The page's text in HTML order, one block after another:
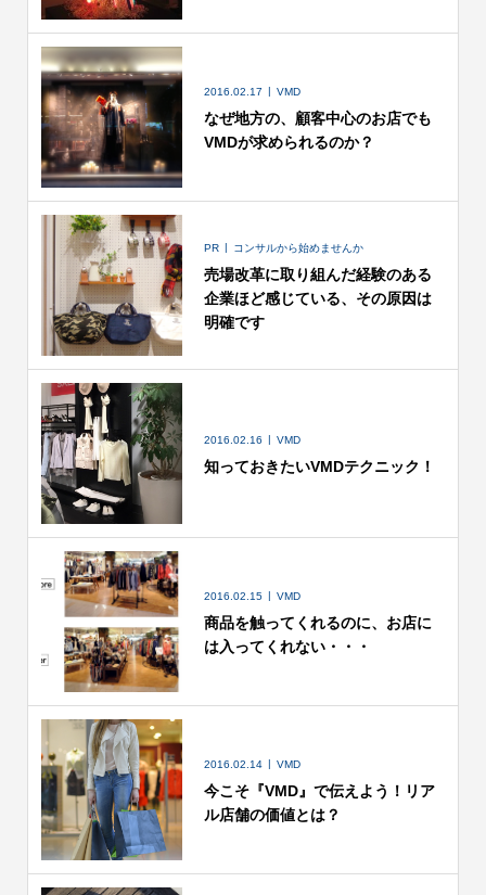
2016.02.17 VMD
なぜ地方の、顧客中心のお店でも
VMDが求められるのか？
PR コンサルから始めませんか
売場改革に取り組んだ経験のある
企業ほど感じている、その原因は
明確です
2016.02.16 VMD
知っておきたいVMDテクニック！
2016.02.15 VMD
商品を触ってくれるのに、お店に
は入ってくれない・・・
2016.02.14 VMD
今こそ『VMD』で伝えよう！リア
ル店舗の価値とは？